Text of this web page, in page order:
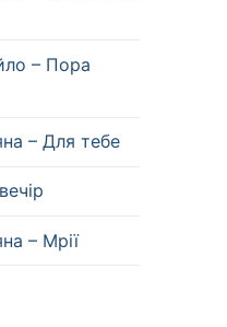
– Пора
– Для тебе
– Мрії